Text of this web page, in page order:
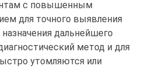
с повышенным
для точного выявления
дальнейшего
метод и для
утомляются или